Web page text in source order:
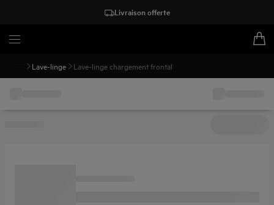
Livraison offerte
Lave-linge Lave-linge chargement frontal